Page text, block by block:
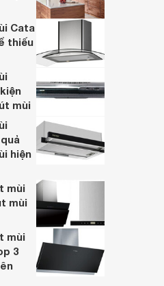
mùi Faster FS 70CG
7.579.000 đ
nơi bán
Cata
thiếu
mùi
hiện
mùi
mùi
mùi
3